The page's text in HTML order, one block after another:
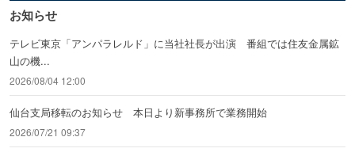
お知らせ
テレビ東京「アンパラレルド」に当社社長が出演 番組では住友金属鉱
山の機...
2026/08/04 12:00
仙台支局移転のお知らせ 本日より新事務所で業務開始
2026/07/21 09:37